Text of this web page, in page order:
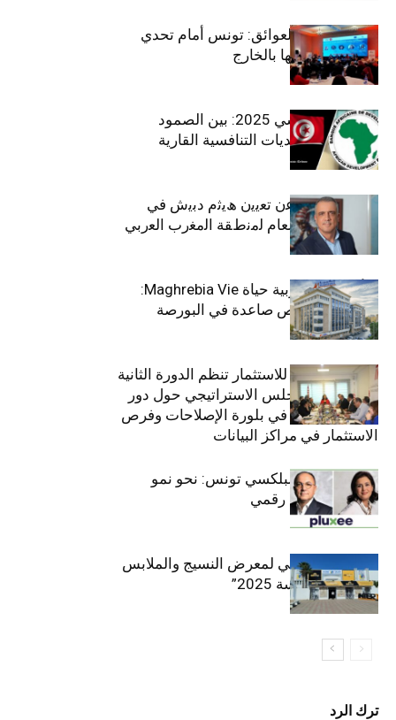
بين الطموح والعوائق: تونس أمام تحدي
استعادة كفاءاتها بالخارج
الاقتصاد التونسي 2025: بين الصمود
الاجتماعي وتحديات التنافسية القارية
ﺗﯾﺗرا ﺑﺎك ﺗﻌﻠن ﻋن ﺗﻌﯾﯾن ھﯾﺛم دﺑﯾش ﻓﻲ
ﻣﻧﺻب اﻟﻣدﯾر اﻟﻌﺎم ﻟﻣﻧطﻘﺔ اﻟﻣﻐرب اﻟﻌرﺑﻲ
وﻏرب أﻓرﯾﻘﯾﺎ
التأمينات المغربية حياة Maghrebia Vie:
فاعل رائد بفرص صاعدة في البورصة
(+34.8%)
الهيئة التونسية للاستثمار تنظم الدورة الثانية
والعشرين للمجلس الاستراتيجي حول دور
القطاع الخاص في بلورة الإصلاحات وفرص
الاستثمار في مراكز البيانات
قيادة مزدوجة لبلكسي تونس: نحو نمو
متسارع وتحول رقمي
الافتتاح الرسمي لمعرض النسيج والملابس
“إنترتكس سوسة 2025”
ترك الرد